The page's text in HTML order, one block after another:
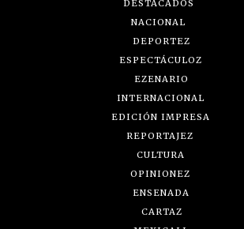
DESTACADOS
NACIONAL
DEPORTEZ
ESPECTÁCULOZ
EZENARIO
INTERNACIONAL
EDICIÓN IMPRESA
REPORTAJEZ
CULTURA
OPINIONEZ
ENSENADA
CARTAZ